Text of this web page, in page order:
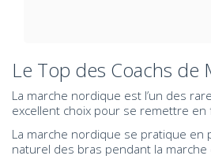
Le Top des Coachs de
La marche nordique est l’un des
excellent choix pour se remettre
La marche nordique se pratique en
naturel des bras pendant la